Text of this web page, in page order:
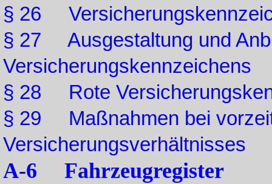
§ 26
§ 27 Ausgestaltung und
Versicherungskennzeichens
§ 28 Rote
§ 29 Maßnahmen bei
Versicherungsverhältnisses
A-6 Fahrzeugregister